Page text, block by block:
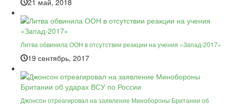
21 май, 2018
Литва обвинила ООН в отсутствии реакции на учения «Запад-2017»
19 сентябрь, 2017
Джонсон отреагировал на заявление Минобороны Британии об